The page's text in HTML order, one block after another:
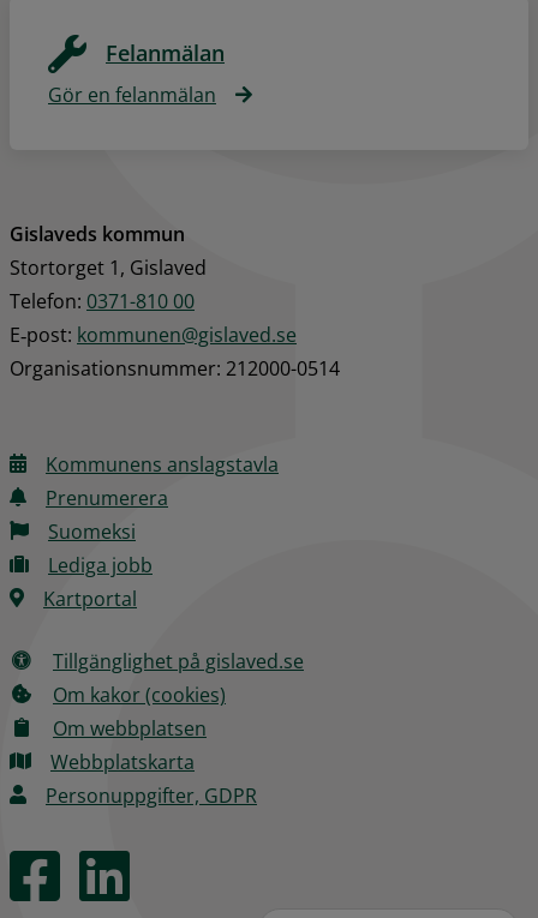
Felanmälan
Gör en felanmälan
Gislaveds kommun
Stortorget 1, Gislaved
Telefon: 0371-810 00
E‑post: kommunen@gislaved.se
Organisationsnummer: 212000-0514
Kommunens anslagstavla
Prenumerera
Suomeksi
Lediga jobb
Kartportal
Tillgänglighet på gislaved.se
Om kakor (cookies)
Om webbplatsen
Webbplatskarta
Personuppgifter, GDPR